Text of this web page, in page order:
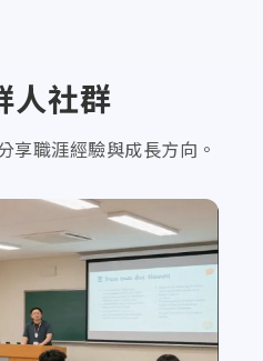
人社群
享職涯經驗與成長方向。